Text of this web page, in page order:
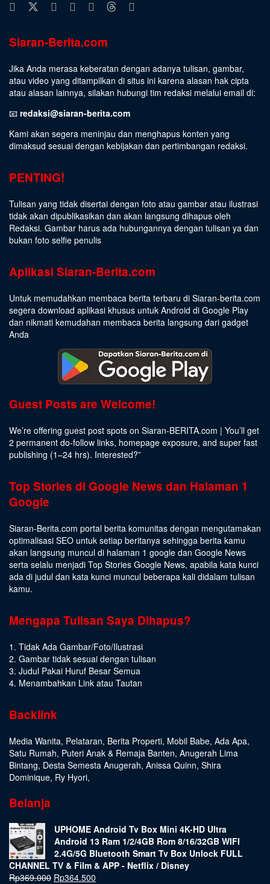
Siaran-Berita.com
Jika Anda merasa keberatan dengan adanya tulisan, gambar,
atau video yang ditampilkan di situs ini karena alasan hak cipta
atau alasan lainnya, silakan hubungi tim redaksi melalui email di:
📧 redaksi@siaran-berita.com
Kami akan segera meninjau dan menghapus konten yang
dimaksud sesuai dengan kebijakan dan pertimbangan redaksi.
PENTING!
Tulisan yang tidak disertai dengan foto atau gambar atau ilustrasi
tidak akan dipublikasikan dan akan langsung dihapus oleh
Redaksi. Gambar harus ada hubungannya dengan tulisan ya dan
bukan foto selfie penulis
Aplikasi Siaran-Berita.com
Untuk memudahkan membaca berita terbaru di Siaran-berita.com
segera download aplikasi khusus untuk Android di Google Play
dan nikmati kemudahan membaca berita langsung dari gadget
Anda
Guest Posts are Welcome!
We’re offering guest post spots on Siaran-BERITA.com | You’ll get
2 permanent do-follow links, homepage exposure, and super fast
publishing (1–24 hrs). Interested?”
Top Stories di Google News dan Halaman 1
Google
Siaran-Berita.com portal berita komunitas dengan mengutamakan
optimalisasi SEO untuk setiap beritanya sehingga berita kamu
akan langsung muncul di halaman 1 google dan Google News
serta selalu menjadi Top Stories Google News, apabila kata kunci
ada di judul dan kata kunci muncul beberapa kali didalam tulisan
kamu.
Mengapa Tulisan Saya Dihapus?
1. Tidak Ada Gambar/Foto/Ilustrasi
2. Gambar tidak sesuai dengan tulisan
3. Judul Pakai Huruf Besar Semua
4. Menambahkan Link atau Tautan
Backlink
Media Wanita, Pelataran, Berita Properti, Mobil Babe, Ada Apa,
Satu Rumah, Puteri Anak & Remaja Banten, Anugerah Lima
Bintang, Desta Semesta Anugerah, Anissa Quinn, Shira
Dominique, Ry Hyori,
Belanja
UPHOME Android Tv Box Mini 4K-HD Ultra
Android 13 Ram 1/2/4GB Rom 8/16/32GB WIFI
2.4G/5G Bluetooth Smart Tv Box Unlock FULL
CHANNEL TV & Film & APP - Netflix / Disney
Rp369.000 Rp364.500